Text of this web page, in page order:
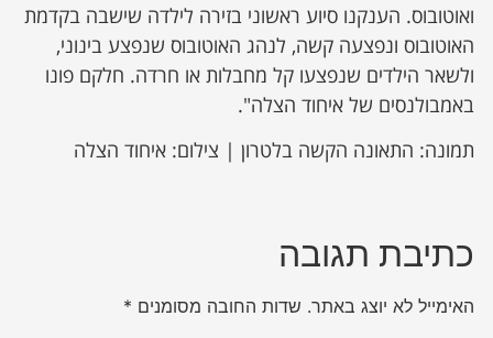
ואוטובוס. הענקנו סיוע ראשוני בזירה לילדה שישבה בקדמת
האוטובוס ונפצעה קשה, לנהג האוטובוס שנפצע בינוני,
ולשאר הילדים שנפצעו קל מחבלות או חרדה. חלקם פונו
באמבולנסים של איחוד הצלה".
תמונה: התאונה הקשה בלטרון | צילום: איחוד הצלה
כתיבת תגובה
האימייל לא יוצג באתר. שדות החובה מסומנים *